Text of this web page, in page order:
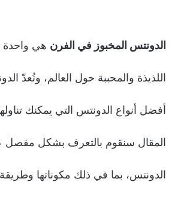
الدونتس المخبوز في الفرن هي واحدة
اللذيذة والمحببة حول العالم، وتُعدّ
أفضل أنواع الدونتس التي يمكنك
المقال سنقوم بالتعرف بشكل مفصل
الدونتس، بما في ذلك مكوناتها